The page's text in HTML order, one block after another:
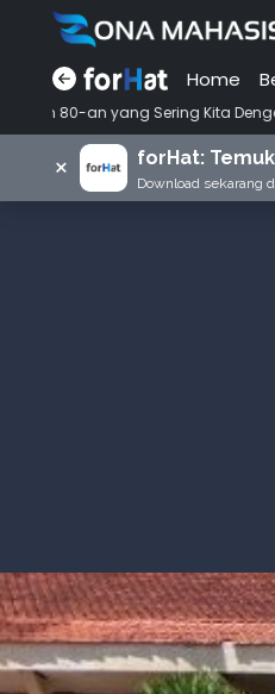
Home
Sering Kita Dengar dengan Ini
× forHat:
Download sekarang